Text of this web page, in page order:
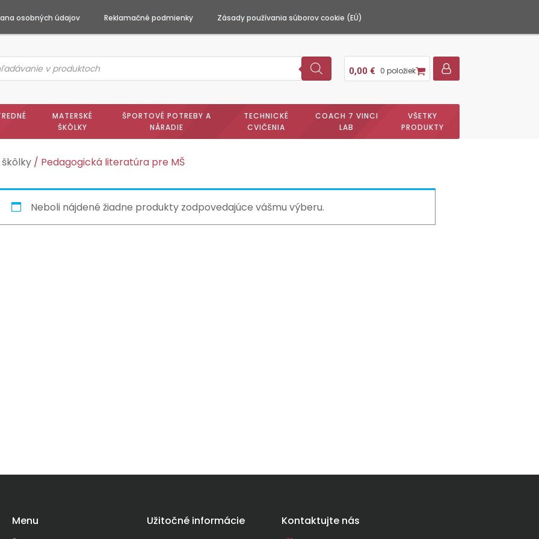
osobných údajov Reklamačné podmienky Zásady používania súborov cookie (EÚ)
0,00 € 0 položiek
MATERSKÉ
ŠKÔLKY
ŠPORTOVÉ POTREBY A
NÁRADIE
TECHNICKÉ
CVIČENIA
COACH 7 VINCI
LAB
VŠETKY
PRODUKTY
/ Pedagogická literatúra pre MŠ
Neboli nájdené žiadne produkty zodpovedajúce vášmu výberu.
Menu Užitočné informácie Kontaktujte nás